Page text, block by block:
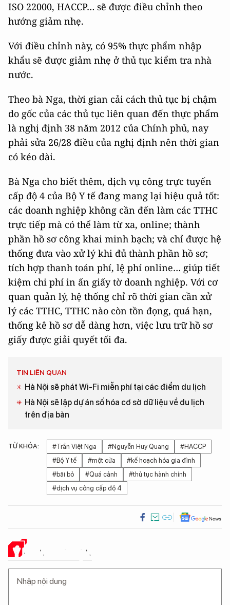
ISO 22000, HACCP… sẽ được điều chỉnh theo
hướng giảm nhẹ.
Với điều chỉnh này, có 95% thực phẩm nhập
khẩu sẽ được giảm nhẹ ở thủ tục kiểm tra nhà
nước.
Theo bà Nga, thời gian cải cách thủ tục bị chậm
do gốc của các thủ tục liên quan đến thực phẩm
là nghị định 38 năm 2012 của Chính phủ, nay
phải sửa 26/28 điều của nghị định nên thời gian
có kéo dài.
Bà Nga cho biết thêm, dịch vụ công trực tuyến
cấp độ 4 của Bộ Y tế đang mang lại hiệu quả tốt:
các doanh nghiệp không cần đến làm các TTHC
trực tiếp mà có thể làm từ xa, online; thành
phần hồ sơ công khai minh bạch; và chỉ được hệ
thống đưa vào xử lý khi đủ thành phần hồ sơ;
tích hợp thanh toán phí, lệ phí online… giúp tiết
kiệm chi phí in ấn giấy tờ doanh nghiệp. Với cơ
quan quản lý, hệ thống chỉ rõ thời gian cần xử
lý các TTHC, TTHC nào còn tồn đọng, quá hạn,
thống kê hồ sơ dễ dàng hơn, việc lưu trữ hồ sơ
giấy được giải quyết tối đa.
TIN LIÊN QUAN
Hà Nội sẽ phát Wi-Fi miễn phí tại các điểm du lịch
Hà Nội sẽ lập dự án số hóa cơ sở dữ liệu về du lịch
trên địa bàn
TỪ KHÓA: #Trần Việt Nga #Nguyễn Huy Quang
#HACCP
#Bộ Y tế
#một cửa
#kế hoạch hóa gia đình
#bãi bỏ
#Quá cảnh
#thủ tục hành chính
#dịch vụ công cấp độ 4
Ý KIẾN CỦA BẠN